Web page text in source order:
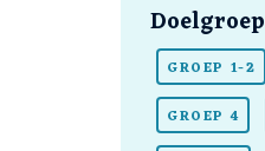
Doelgroep
GROEP 1-2
GROEP 4